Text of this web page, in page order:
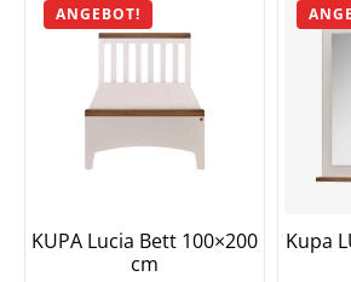
ANGEBOT!
KUPA Lucia Bett 100×200
cm
Kupa
Jetzt 5%